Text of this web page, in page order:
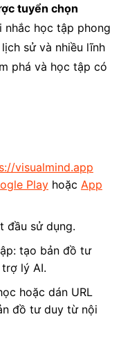
tuyển chọn
nhắc học tập phong
sử và nhiều lĩnh
phá và học tập có
visualmind.app
Playhoặc App
đầu sử dụng.
tạo bản đồ tư
lý AI.
hoặc dán URL
đồ tư duy từ nội